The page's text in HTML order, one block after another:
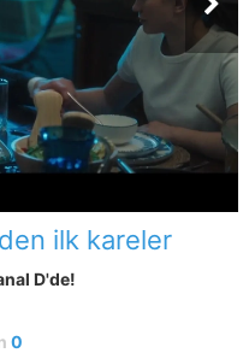
ilk kareler
D'de!
0